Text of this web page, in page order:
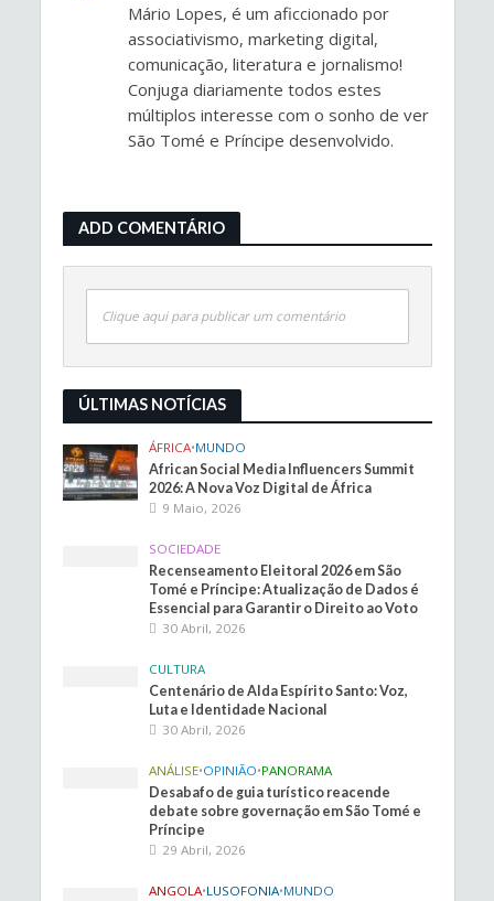
Mário Lopes, é um aficcionado por
associativismo, marketing digital,
comunicação, literatura e jornalismo!
Conjuga diariamente todos estes
múltiplos interesse com o sonho de ver
São Tomé e Príncipe desenvolvido.
ADD COMENTÁRIO
Clique aqui para publicar um comentário
ÚLTIMAS NOTÍCIAS
ÁFRICA•MUNDO
African Social Media Influencers Summit
2026: A Nova Voz Digital de África
9 Maio, 2026
SOCIEDADE
Recenseamento Eleitoral 2026 em São
Tomé e Príncipe: Atualização de Dados é
Essencial para Garantir o Direito ao Voto
30 Abril, 2026
CULTURA
Centenário de Alda Espírito Santo: Voz,
Luta e Identidade Nacional
30 Abril, 2026
ANÁLISE•OPINIÃO•PANORAMA
Desabafo de guia turístico reacende
debate sobre governação em São Tomé e
Príncipe
29 Abril, 2026
ANGOLA•LUSOFONIA•MUNDO